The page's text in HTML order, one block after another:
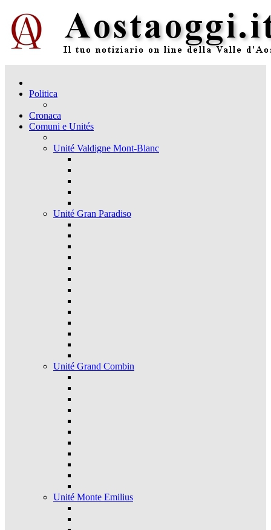
Politica
Cronaca
Comuni e Unités
Unité Valdigne Mont-Blanc
Unité Gran Paradiso
Unité Grand Combin
Unité Monte Emilius